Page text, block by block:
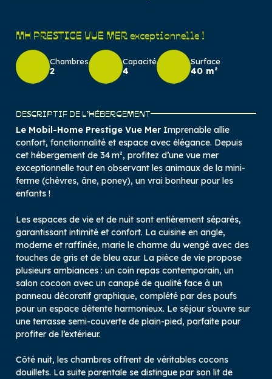
MH PRESTIGE VUE MER exceptionnelle !
Chambres
2
Capacité
4
Surface
40 m²
DESCRIPTIF DE L’HÉBERGEMENT
Le Mobil-Home Prestige Vue Mer Imprenable allie
confort, fonctionnalité et espace avec élégance. Depuis
cet hébergement de 34 m², profitez d’une vue mer
exceptionnelle tout en observant les animaux de la mini-
ferme (chèvres, âne, poney), un vrai bonheur pour les
enfants !
Les espaces de vie et de nuit sont entièrement séparés,
garantissant intimité et confort. La cuisine en angle,
moderne et raffinée, marie le charme du wengé avec des
touches de gris et de bleu azur. La pièce de vie propose
plusieurs ambiances : un coin repas contemporain, un
salon cocoon avec un canapé de qualité face à un
panneau décoratif graphique, complété par des poufs
pour un espace détente harmonieux. Le séjour s’ouvre sur
une terrasse semi-couverte de plain-pied, parfaite pour
profiter de l’extérieur.
Côté nuit, les chambres offrent de véritables cocons
douillets. La suite parentale se distingue par son lit de